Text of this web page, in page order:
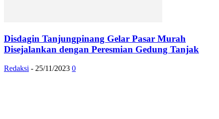
Disdagin Tanjungpinang Gelar Pasar Murah
Disejalankan dengan Peresmian Gedung Tanjak
Redaksi - 25/11/2023 0